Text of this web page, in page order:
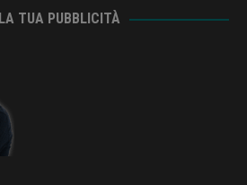
TUA PUBBLICITÀ